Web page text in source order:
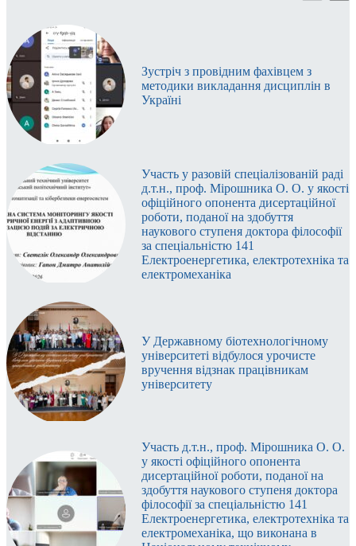
Зустріч з провідним фахівцем з
методики викладання дисциплін в
Україні
Участь у разовій спеціалізованій раді
д.т.н., проф. Мірошника О. О. у якості
офіційного опонента дисертаційної
роботи, поданої на здобуття
наукового ступеня доктора філософії
за спеціальністю 141
Електроенергетика, електротехніка та
електромеханіка
У Державному біотехнологічному
університеті відбулося урочисте
вручення відзнак працівникам
університету
Участь д.т.н., проф. Мірошника О. О.
у якості офіційного опонента
дисертаційної роботи, поданої на
здобуття наукового ступеня доктора
філософії за спеціальністю 141
Електроенергетика, електротехніка та
електромеханіка, що виконана в